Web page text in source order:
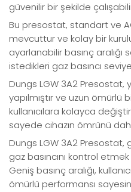
güvenilir bir şekilde
Bu presostat, standart ve
mevcuttur ve kolay bir
ayarlanabilir basınç aralığı
istedikleri gaz basıncı
Dungs LGW 3A2
yapılmıştır ve uzun ömürlü
kullanıcılara kolayca
sayede cihazın ömrünü
Dungs LGW 3A2 Presostat,
gaz basıncını kontrol
Geniş basınç aralığı,
ömürlü performansı